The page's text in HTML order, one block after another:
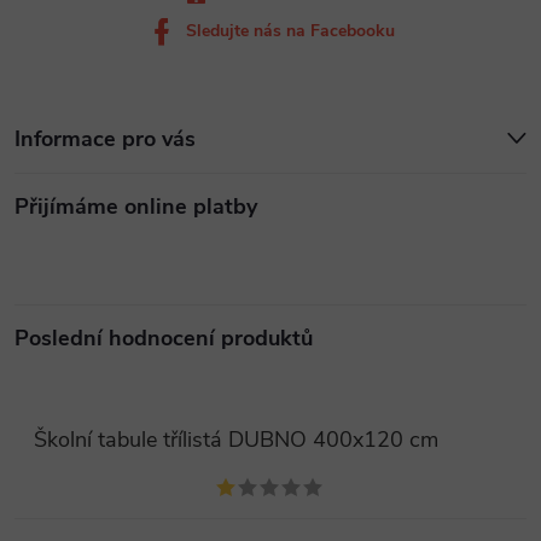
Informace pro vás
Přijímáme online platby
Poslední hodnocení produktů
Školní tabule třílistá DUBNO 400x120 cm
Sledujte nás na Facebooku